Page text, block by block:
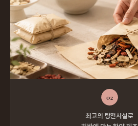
02
최고의 탕전시설로